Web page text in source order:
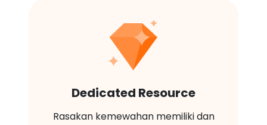
Dedicated Resource
Rasakan kemewahan memiliki dan